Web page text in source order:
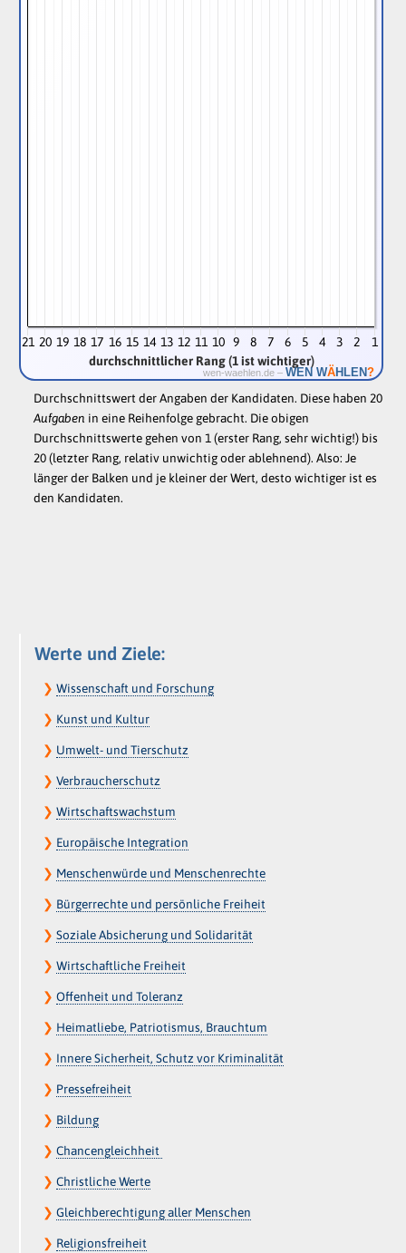
durchschnittlicher Rang (1 ist wichtiger)
21 20 19 18 17 16 15 14 13 12 11 10 9 8 7 6 5 4 3 2 1
wen-waehlen.de – WEN WÄHLEN?
Durchschnittswert der Angaben der Kandidaten. Diese haben 20
Aufgaben in eine Reihenfolge gebracht. Die obigen
Durchschnittswerte gehen von 1 (erster Rang, sehr wichtig!) bis
20 (letzter Rang, relativ unwichtig oder ablehnend). Also: Je
länger der Balken und je kleiner der Wert, desto wichtiger ist es
den Kandidaten.
Werte und Ziele:
❯ Wissenschaft und Forschung
❯ Kunst und Kultur
❯ Umwelt- und Tierschutz
❯ Verbraucherschutz
❯ Wirtschaftswachstum
❯ Europäische Integration
❯ Menschenwürde und Menschenrechte
❯ Bürgerrechte und persönliche Freiheit
❯ Soziale Absicherung und Solidarität
❯ Wirtschaftliche Freiheit
❯ Offenheit und Toleranz
❯ Heimatliebe, Patriotismus, Brauchtum
❯ Innere Sicherheit, Schutz vor Kriminalität
❯ Pressefreiheit
❯ Bildung
❯ Chancengleichheit
❯ Christliche Werte
❯ Gleichberechtigung aller Menschen
❯ Religionsfreiheit